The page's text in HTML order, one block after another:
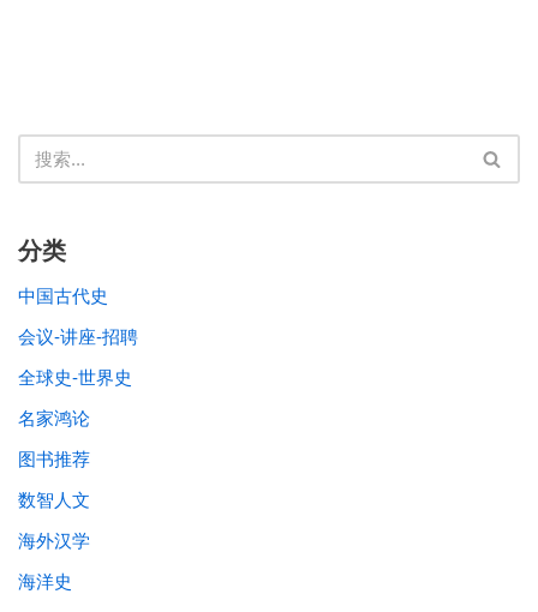
分类
中国古代史
会议-讲座-招聘
全球史-世界史
名家鸿论
图书推荐
数智人文
海外汉学
海洋史